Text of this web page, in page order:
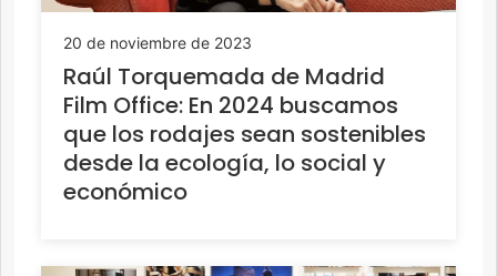
20 de noviembre de 2023
Raúl Torquemada de Madrid
Film Office: En 2024 buscamos
que los rodajes sean sostenibles
desde la ecología, lo social y
económico